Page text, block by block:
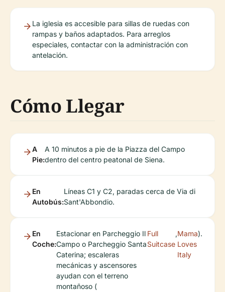
La iglesia es accesible para sillas de ruedas con
rampas y baños adaptados. Para arreglos
especiales, contactar con la administración con
antelación.
Cómo Llegar
A
Pie:
A 10 minutos a pie de la Piazza del Campo
dentro del centro peatonal de Siena.
En
Autobús:
Líneas C1 y C2, paradas cerca de Via di
Sant'Abbondio.
En
Coche:
Estacionar en Parcheggio Il
Campo o Parcheggio Santa
Caterina; escaleras
mecánicas y ascensores
ayudan con el terreno
montañoso (
Full
Suitcase
,Mama
Loves
Italy
).